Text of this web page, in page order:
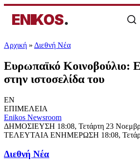
ENIKOS.
Αρχική » Διεθνή Νέα
Ευρωπαϊκό Κοινοβούλιο:
στην ιστοσελίδα του
EN
ΕΠΙΜΕΛΕΙΑ
Enikos Newsroom
ΔΗΜΟΣΙΕΥΣΗ 18:08, Τετάρτη 23
ΤΕΛΕΥΤΑΙΑ ΕΝΗΜΕΡΩΣΗ 18:08,
Διεθνή Νέα